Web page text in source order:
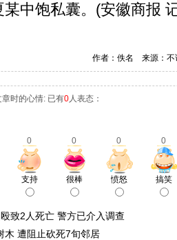
中饱私囊。(安徽商报
作者：佚名 来源：
时的心情: 已有0人表态：
0 0 0 0
支持 很棒 愤怒 搞笑
致2人死亡 警方已介入调查
木 遭阻止砍死7旬邻居